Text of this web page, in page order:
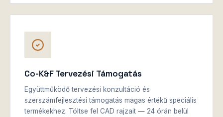
Co-K&F Tervezési Támogatás
Együttműködő tervezési konzultáció és
szerszámfejlesztési támogatás magas értékű speciális
termékekhez. Töltse fel CAD rajzait — 24 órán belül